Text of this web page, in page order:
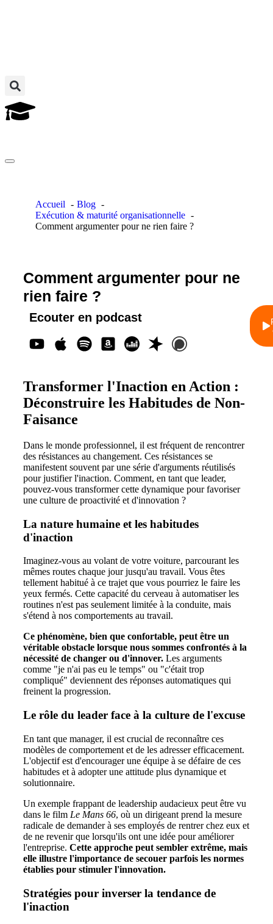
Accueil
Blog
Exécution & maturité organisationnelle
Comment argumenter pour ne rien faire ?
Comment argumenter pour ne
rien faire ?
Ecouter en podcast
Transformer l'Inaction en Action :
Déconstruire les Habitudes de Non-
Faisance
Dans le monde professionnel, il est fréquent de rencontrer
des résistances au changement. Ces résistances se
manifestent souvent par une série d'arguments réutilisés
pour justifier l'inaction. Comment, en tant que leader,
pouvez-vous transformer cette dynamique pour favoriser
une culture de proactivité et d'innovation ?
La nature humaine et les habitudes
d'inaction
Imaginez-vous au volant de votre voiture, parcourant les
mêmes routes chaque jour jusqu'au travail. Vous êtes
tellement habitué à ce trajet que vous pourriez le faire les
yeux fermés. Cette capacité du cerveau à automatiser les
routines n'est pas seulement limitée à la conduite, mais
s'étend à nos comportements au travail.
Ce phénomène, bien que confortable, peut être un
véritable obstacle lorsque nous sommes confrontés à la
nécessité de changer ou d'innover. Les arguments
comme "je n'ai pas eu le temps" ou "c'était trop
compliqué" deviennent des réponses automatiques qui
freinent la progression.
Le rôle du leader face à la culture de l'excuse
En tant que manager, il est crucial de reconnaître ces
modèles de comportement et de les adresser efficacement.
L'objectif est d'encourager une équipe à se défaire de ces
habitudes et à adopter une attitude plus dynamique et
solutionnaire.
Un exemple frappant de leadership audacieux peut être vu
dans le film Le Mans 66, où un dirigeant prend la mesure
radicale de demander à ses employés de rentrer chez eux et
de ne revenir que lorsqu'ils ont une idée pour améliorer
l'entreprise. Cette approche peut sembler extrême, mais
elle illustre l'importance de secouer parfois les normes
établies pour stimuler l'innovation.
Stratégies pour inverser la tendance de
l'inaction